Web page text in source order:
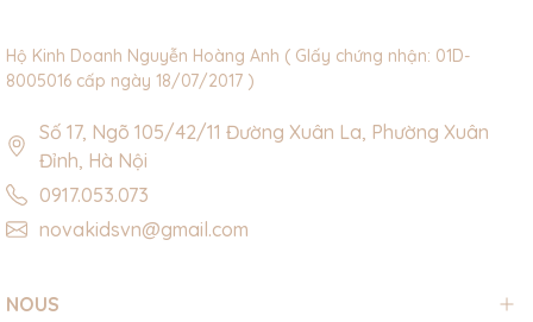
Hộ Kinh Doanh Nguyễn Hoàng Anh ( GIấy chứng nhận: 01D-
8005016 cấp ngày 18/07/2017 )
Số 17, Ngõ 105/42/11 Đường Xuân La, Phường Xuân
Đỉnh, Hà Nội
0917.053.073
novakidsvn@gmail.com
NOUS